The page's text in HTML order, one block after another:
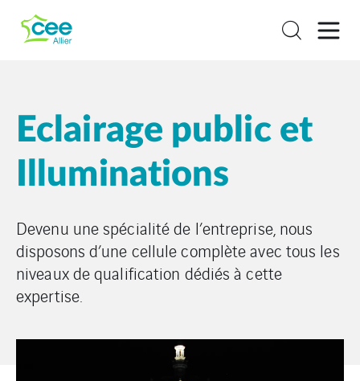
Eclairage public et
Illuminations
Devenu une spécialité de l’entreprise, nous
disposons d’une cellule complète avec tous les
niveaux de qualification dédiés à cette
expertise.